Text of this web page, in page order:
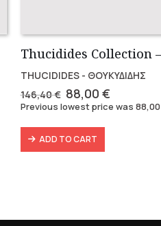
THUCIDIDES - ΘΟΥΚΥΔΙΔΗΣ
146,40€ Original
price
was:
146,40 €.
88,00 €Current
price
Previous lowest price was 88,00
ADD TO CART